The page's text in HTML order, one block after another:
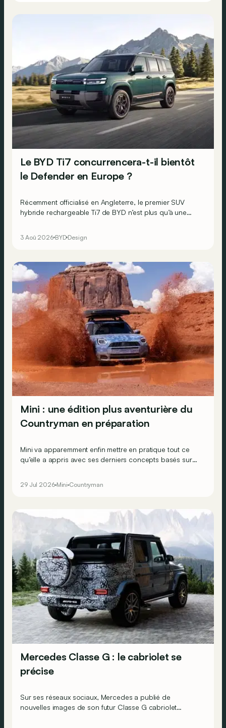
Le BYD Ti7 concurrencera-t-il bientôt
le Defender en Europe ?
Récemment officialisé en Angleterre, le premier SUV
hybride rechargeable Ti7 de BYD n’est plus qu’à une
3 Aoû 2026 BYD Design
Mini : une édition plus aventurière du
Countryman en préparation
Mini va apparemment enfin mettre en pratique tout ce
qu’elle a appris avec ses derniers concepts basés sur
29 Jul 2026 Mini Countryman
Mercedes Classe G : le cabriolet se
précise
Sur ses réseaux sociaux, Mercedes a publié de
nouvelles images de son futur Classe G cabriolet